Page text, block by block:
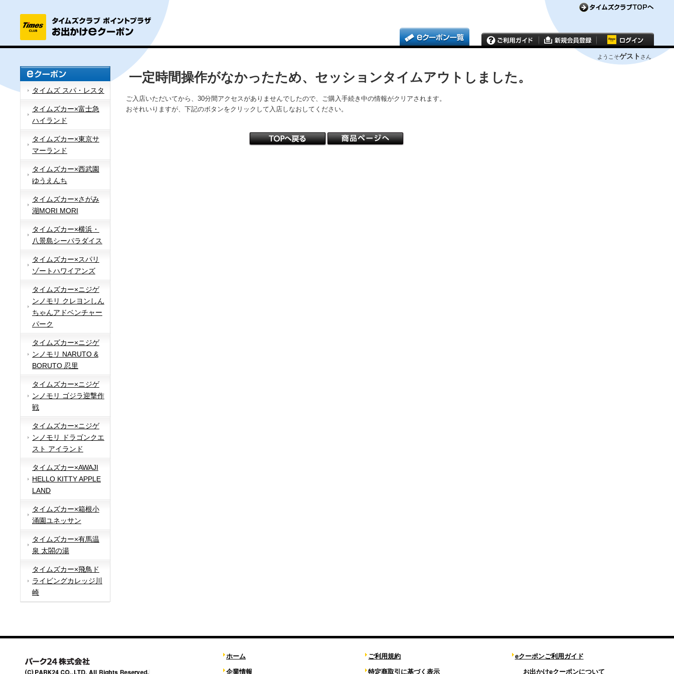
ようこそゲスト さん
タイムズ スパ・レスタ
タイムズカー×富士急
ハイランド
タイムズカー×東京サ
マーランド
タイムズカー×西武園
ゆうえんち
タイムズカー×さがみ
湖MORI MORI
タイムズカー×横浜・
八景島シーパラダイス
タイムズカー×スパリ
ゾートハワイアンズ
タイムズカー×ニジゲ
ンノモリ クレヨンしん
ちゃんアドベンチャー
パーク
タイムズカー×ニジゲ
ンノモリ NARUTO &
BORUTO 忍里
タイムズカー×ニジゲ
ンノモリ ゴジラ迎撃作
戦
タイムズカー×ニジゲ
ンノモリ ドラゴンクエ
スト アイランド
タイムズカー×AWAJI
HELLO KITTY APPLE
LAND
タイムズカー×箱根小
涌園ユネッサン
タイムズカー×有馬温
泉 太閤の湯
タイムズカー×飛鳥ド
ライビングカレッジ川
崎
一定時間操作がなかったため、セッションタイムアウトしました。
ご入店いただいてから、30分間アクセスがありませんでしたので、ご購入手続き中の情報がクリアされます。
おそれいりますが、下記のボタンをクリックして入店しなおしてください。
ホーム
企業情報
ご利用規約
特定商取引に基づく表示
eクーポンご利用ガイド
お出かけeクーポンについて